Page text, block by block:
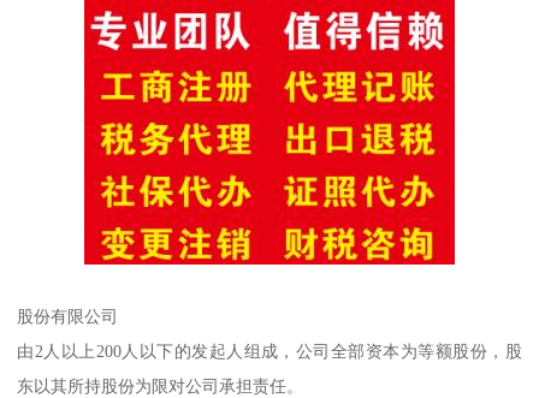
股份有限公司
由2人以上200人以下的发起人组成，公司全部资本为等额股份，股
东以其所持股份为限对公司承担责任。